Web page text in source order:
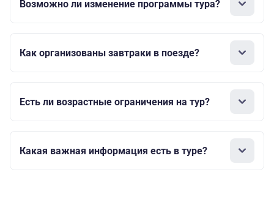
Возможно ли изменение программы тура?
Как организованы завтраки в поезде?
Есть ли возрастные ограничения на тур?
Какая важная информация есть в туре?